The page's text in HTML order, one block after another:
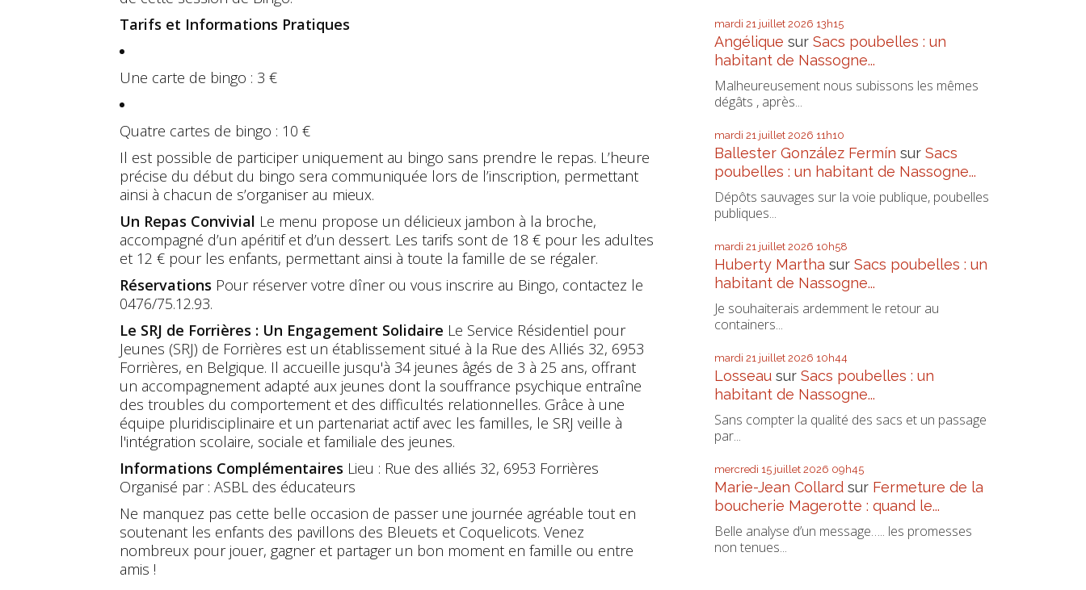
Tarifs et Informations Pratiques
Une carte de bingo : 3 €
Quatre cartes de bingo : 10 €
Il est possible de participer uniquement au bingo sans prendre le repas. L’heure
précise du début du bingo sera communiquée lors de l’inscription, permettant
ainsi à chacun de s’organiser au mieux.
Un Repas Convivial Le menu propose un délicieux jambon à la broche,
accompagné d’un apéritif et d’un dessert. Les tarifs sont de 18 € pour les adultes
et 12 € pour les enfants, permettant ainsi à toute la famille de se régaler.
Réservations Pour réserver votre dîner ou vous inscrire au Bingo, contactez le
0476/75.12.93.
Le SRJ de Forrières : Un Engagement Solidaire Le Service Résidentiel pour
Jeunes (SRJ) de Forrières est un établissement situé à la Rue des Alliés 32, 6953
Forrières, en Belgique. Il accueille jusqu'à 34 jeunes âgés de 3 à 25 ans, offrant
un accompagnement adapté aux jeunes dont la souffrance psychique entraîne
des troubles du comportement et des difficultés relationnelles. Grâce à une
équipe pluridisciplinaire et un partenariat actif avec les familles, le SRJ veille à
l'intégration scolaire, sociale et familiale des jeunes.
Informations Complémentaires Lieu : Rue des alliés 32, 6953 Forrières
Organisé par : ASBL des éducateurs
Ne manquez pas cette belle occasion de passer une journée agréable tout en
soutenant les enfants des pavillons des Bleuets et Coquelicots. Venez
nombreux pour jouer, gagner et partager un bon moment en famille ou entre
amis !
mardi 21 juillet 2026 13h15
Angélique surSacs poubelles : un
habitant de Nassogne...
Malheureusement nous subissons les mêmes
dégâts , après...
mardi 21 juillet 2026 11h10
Ballester González Fermín surSacs
poubelles : un habitant de Nassogne...
Dépôts sauvages sur la voie publique, poubelles
publiques...
mardi 21 juillet 2026 10h58
Huberty Martha surSacs poubelles : un
habitant de Nassogne...
Je souhaiterais ardemment le retour au
containers...
mardi 21 juillet 2026 10h44
Losseau surSacs poubelles : un
habitant de Nassogne...
Sans compter la qualité des sacs et un passage
par...
mercredi 15 juillet 2026 09h45
Marie-Jean Collard sur Fermeture de la
boucherie Magerotte : quand le...
Belle analyse d’un message….. les promesses
non tenues...